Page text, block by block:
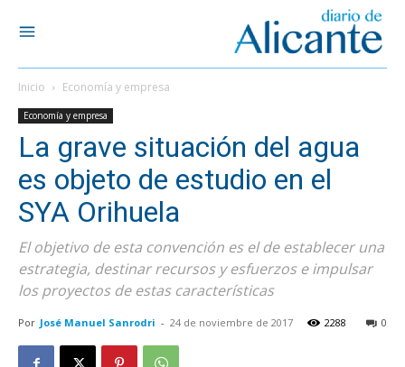
Inicio Economía y empresa
Economía y empresa
La grave situación del agua
es objeto de estudio en el
SYA Orihuela
El objetivo de esta convención es el de establecer una
estrategia, destinar recursos y esfuerzos e impulsar
los proyectos de estas características
Por José Manuel Sanrodri - 24 de noviembre de 2017 0
2288